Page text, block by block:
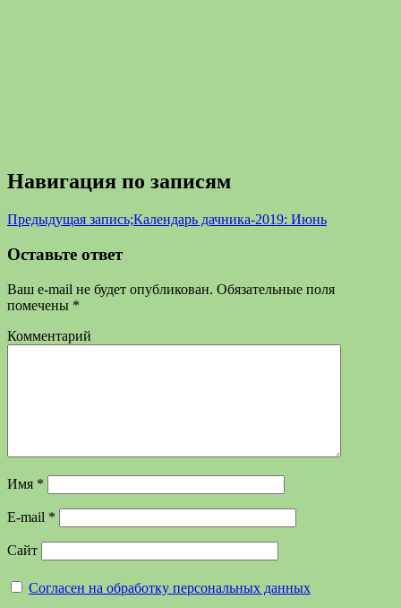
Навигация по записям
Предыдущая запись;Календарь дачника-2019: Июнь
Оставьте ответ
Ваш e-mail не будет опубликован. Обязательные поля
помечены *
Комментарий
Имя *
E-mail *
Сайт
Согласен на обработку персональных данных